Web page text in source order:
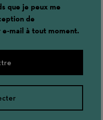
que je peux me
de
e-mail à tout moment.